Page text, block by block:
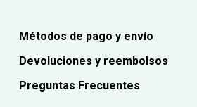
Métodos de pago y envío
Devoluciones y reembolsos
Preguntas Frecuentes